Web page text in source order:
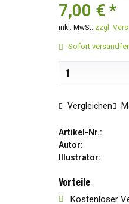
7,00 € *
inkl. MwSt. zzgl.
Sofort
Vergleichen
Artikel-Nr.:
Autor:
Illustrator:
Vorteile
Kostenloser